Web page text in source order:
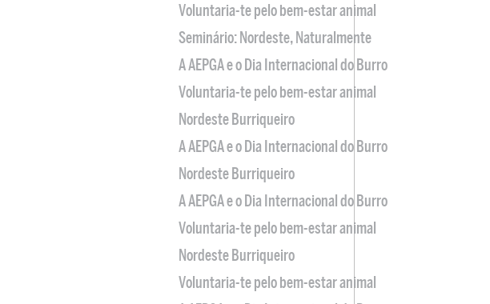
Voluntaria-te pelo bem-estar animal
Seminário: Nordeste, Naturalmente
A AEPGA e o Dia Internacional do Burro
Voluntaria-te pelo bem-estar animal
Nordeste Burriqueiro
A AEPGA e o Dia Internacional do Burro
Nordeste Burriqueiro
A AEPGA e o Dia Internacional do Burro
Voluntaria-te pelo bem-estar animal
Nordeste Burriqueiro
Voluntaria-te pelo bem-estar animal